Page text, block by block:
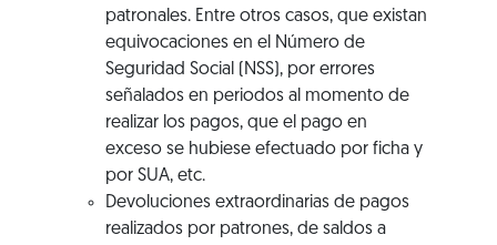
patronales. Entre otros casos, que existan
equivocaciones en el Número de
Seguridad Social (NSS), por errores
señalados en periodos al momento de
realizar los pagos, que el pago en
exceso se hubiese efectuado por ficha y
por SUA, etc.
Devoluciones extraordinarias de pagos
realizados por patrones, de saldos a